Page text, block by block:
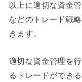
以上に適切な資金
などのトレード戦
きます。
適切な資金管理を
るトレードができ